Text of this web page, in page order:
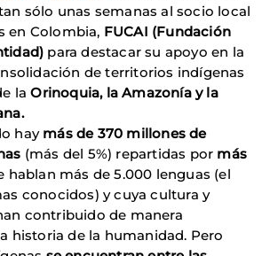
sólo unas semanas al socio local
en Colombia, FUCAI (Fundación
para destacar su apoyo en la
de territorios indígenas
laOrinoquia, la Amazonía y la
hay más de 370 millones de
(más del 5%) repartidas por más
hablan más de 5.000 lenguas (el
conocidos) y cuya cultura y
contribuido de manera
historia de la humanidad. Pero